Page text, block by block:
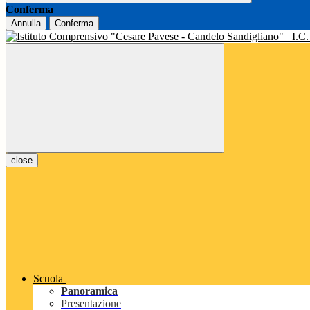
Conferma
Annulla Conferma
I.C.
close
Scuola
Panoramica
Presentazione